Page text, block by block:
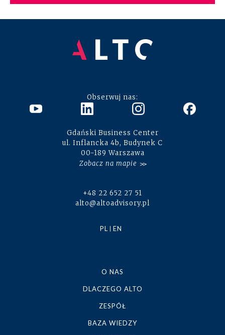
Obserwuj nas:
Gdański Business Center
ul. Inflancka 4b, Budynek C
00-189 Warszawa
Zobacz na mapie
+48 22 652 27 51
alto@altoadvisory.pl
PL EN
O NAS
DLACZEGO ALTO
ZESPÓŁ
BAZA WIEDZY